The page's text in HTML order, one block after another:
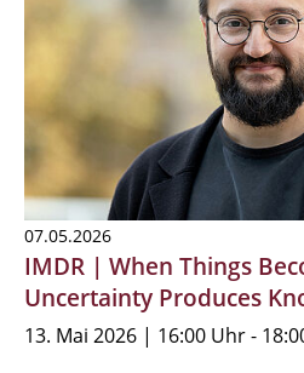
07.05.2026
IMDR | When Things
Uncertainty Produces
13. Mai 2026 | 16:00 Uhr -